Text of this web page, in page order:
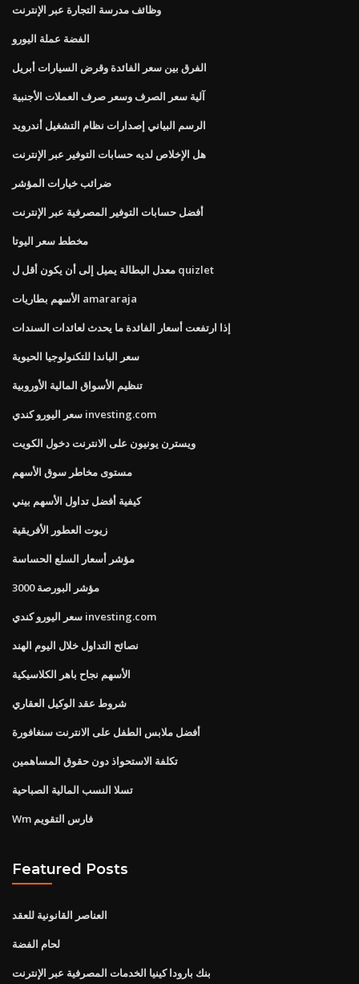
وظائف مدرسة التجارة عبر الإنترنت
الفضة عملة اليورو
الفرق بين سعر الفائدة وقرض السيارات أبريل
آلية سعر الصرف وسعر صرف العملات الأجنبية
الرسم البياني إصدارات نظام التشغيل أندرويد
هل الإخلاص لديه حسابات التوفير عبر الإنترنت
ضرائب خيارات المؤشر
أفضل حسابات التوفير المصرفية عبر الإنترنت
مخطط سعر اليوتا
معدل البطالة يميل إلى أن يكون أقل ل quizlet
الأسهم بطاريات amararaja
إذا ارتفعت أسعار الفائدة ما يحدث لعائدات السندات
سعر الباندا للتكنولوجيا الحيوية
تنظيم الأسواق المالية الأوروبية
سعر اليورو كندي investing.com
ويسترن يونيون على الانترنت دخول الكويت
مستوى مخاطر سوق الأسهم
كيفية أفضل تداول الأسهم بيني
زيوت العطور الأفريقية
مؤشر أسعار السلع الحساسة
مؤشر البورصة 3000
سعر اليورو كندي investing.com
نصائح التداول خلال اليوم الهند
الأسهم نجاح باهر الكلاسيكية
شروط عقد الوكيل العقاري
أفضل ملابس الطفل على الانترنت سنغافورة
تكلفة الاستحواذ دون حقوق المساهمين
تسلا النسب المالية الصباحية
Wm فارس التقويم
Featured Posts
العناصر القانونية للعقد
لحام الفضة
بنك بارودا كينيا الخدمات المصرفية عبر الإنترنت